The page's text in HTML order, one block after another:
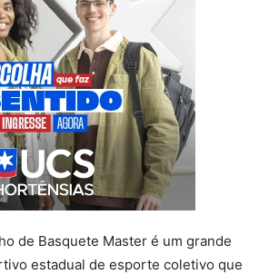
de Basquete Master é um grande
estadual de esporte coletivo que